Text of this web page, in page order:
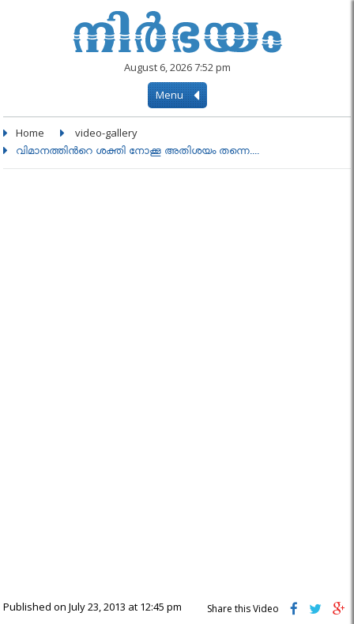
August 6, 2026 7:52 pm
Menu
Home video-gallery
വിമാനത്തിന്‍റെ ശക്തി നോക്കൂ അതിശയം തന്നെ....
Published on July 23, 2013 at 12:45 pm Share this Video